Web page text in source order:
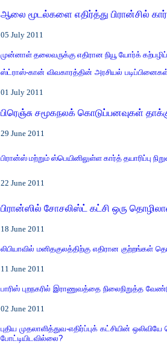
ஆலை மூடல்களை எதிர்த்து பிரான்சில்
05 July 2011
முன்னாள் தலைவருக்கு எதிரான நியூ யோர்க்
ஸ்ட்ராஸ்-கான் விவகாரத்தின் அரசியல்
01 July 2011
பிரெஞ்சு சமூகநலக் கொடுப்பனவுகள்
29 June 2011
பிரான்ஸ் மற்றும் ஸ்பெயினிலுள்ள கார்த் தயாரிப்பு
22 June 2011
பிரான்ஸில் சோசலிஸ்ட் கட்சி ஒரு
18 June 2011
லிபியாவில் மனிதகுலத்திற்கு எதிரான
11 June 2011
பாரிஸ் புறநகரில் இராணுவத்தை நிலைநிறுத்த
02 June 2011
புதிய முதலாளித்துவ-எதிர்ப்புக் கட்சியின்
போட்டியிடவில்லை?